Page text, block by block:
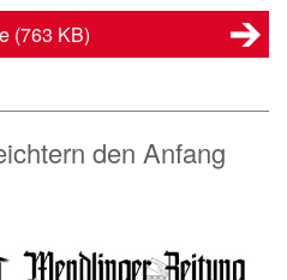
(763 KB)
den Anfang